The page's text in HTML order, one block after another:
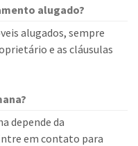
alugado?
alugados, sempre
e as cláusulas
depende da
em contato para